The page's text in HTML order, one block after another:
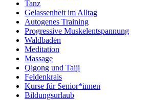
Tanz
Gelassenheit im Alltag
Autogenes Training
Progressive Muskelentspannung
Waldbaden
Meditation
Massage
Qigong und Taiji
Feldenkrais
Kurse für Senior*innen
Bildungsurlaub